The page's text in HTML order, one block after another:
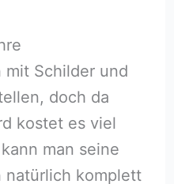
Schilder und
doch da
kostet es viel
man seine
natürlich komplett